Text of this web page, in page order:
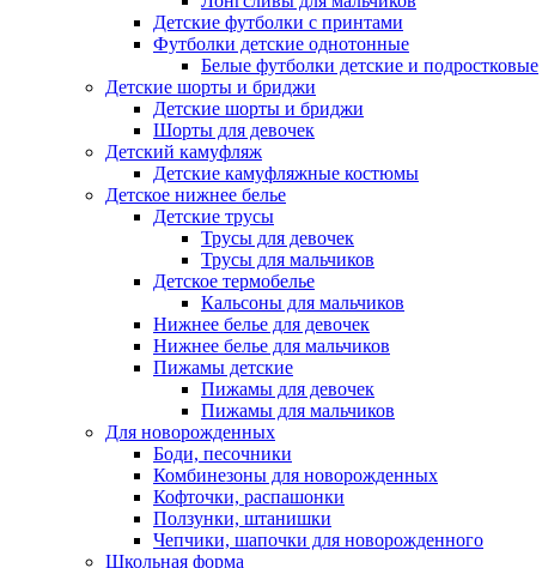
Детские футболки с принтами
Футболки детские однотонные
Белые футболки детские и подростковые
Детские шорты и бриджи
Детские шорты и бриджи
Шорты для девочек
Детский камуфляж
Детские камуфляжные костюмы
Детское нижнее белье
Детские трусы
Трусы для девочек
Трусы для мальчиков
Детское термобелье
Кальсоны для мальчиков
Нижнее белье для девочек
Нижнее белье для мальчиков
Пижамы детские
Пижамы для девочек
Пижамы для мальчиков
Для новорожденных
Боди, песочники
Комбинезоны для новорожденных
Кофточки, распашонки
Ползунки, штанишки
Чепчики, шапочки для новорожденного
Школьная форма